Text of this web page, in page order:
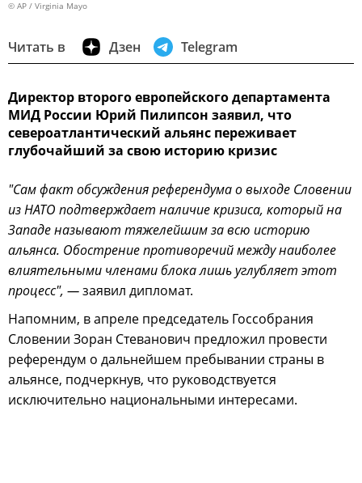
© AP / Virginia Mayo
Читать в Дзен Telegram
Директор второго европейского департамента
МИД России Юрий Пилипсон заявил, что
североатлантический альянс переживает
глубочайший за свою историю кризис
"Сам факт обсуждения референдума о выходе Словении
из НАТО подтверждает наличие кризиса, который на
Западе называют тяжелейшим за всю историю
альянса. Обострение противоречий между наиболее
влиятельными членами блока лишь углубляет этот
процесс", —заявил дипломат.
Напомним, в апреле председатель Госсобрания
Словении Зоран Стеванович предложил провести
референдум о дальнейшем пребывании страны в
альянсе, подчеркнув, что руководствуется
исключительно национальными интересами.